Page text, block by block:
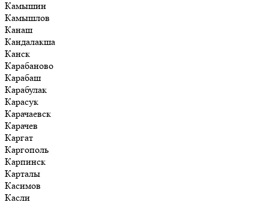
Камышин
Камышлов
Канаш
Кандалакша
Канск
Карабаново
Карабаш
Карабулак
Карасук
Карачаевск
Карачев
Каргат
Каргополь
Карпинск
Карталы
Касимов
Касли